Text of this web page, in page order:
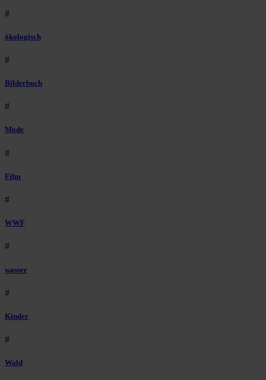
#
ökologisch
#
Bilderbuch
#
Mode
#
Film
#
WWF
#
wasser
#
Kinder
#
Wald